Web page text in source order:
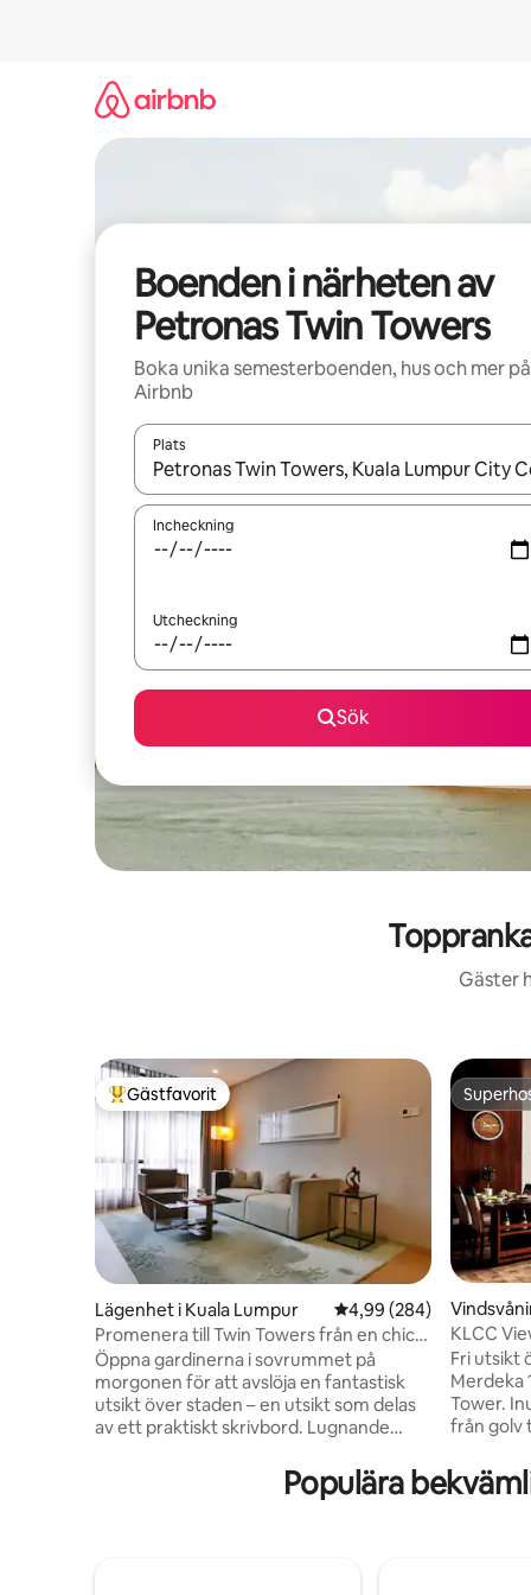
Boenden i närheten av
Petronas Twin Towers
Boka unika semesterboenden, hus och mer på
Airbnb
Plats
När resultaten är tillgängliga kan du navigera
Incheckning
Utcheckning
Sök
Gäster
Populär gästfavorit
Gästfavorit
Lägenhet i Kuala Lumpur 4,99 av 5 i
4,99 (284)
Promenera till Twin Towers från en chic
och modern lägenhet med utsikt
Öppna gardinerna i sovrummet på
morgonen för att avslöja en fantastisk
utsikt över staden – en utsikt som delas
av ett praktiskt skrivbord. Lugnande
en sofistikerad känsla. Moderna
badrums- och köksdetaljer gör detta till
KLCC
Rooftop
Fri utsikt
Merdeka
Tower.
från golv
Populära